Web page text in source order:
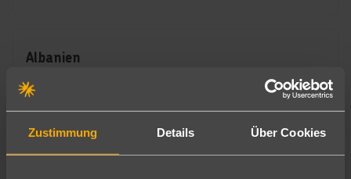
Zustimmung Details Über Cookies
Albanien
Portugal